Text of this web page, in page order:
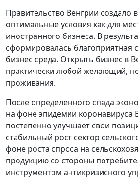
Правительство Венгрии создало
оптимальные условия как для
иностранного бизнеса. В
сформировалась благоприятная
бизнес среда. Открыть бизнес в
практически любой желающий,
проживания.
После определенного спада
на фоне эпидемии коронавируса
постепенно улучшает свои
стабильный рост сектор
фоне роста спроса на
продукцию со стороны
инструментом антикризисного